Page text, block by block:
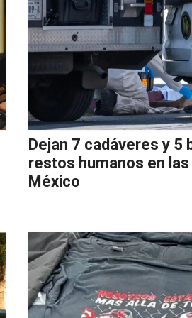
Dejan 7 cadáveres y 5
restos humanos en
México